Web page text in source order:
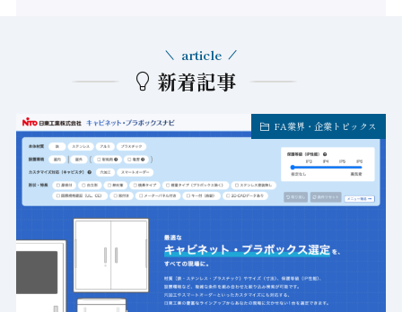
新着記事
article
FA業界・企業トピックス